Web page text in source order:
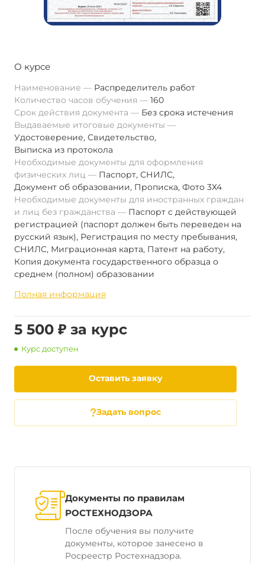
О курсе
Наименование
Распределитель работ
Количество часов обучения
160
Срок действия документа
Без срока истечения
Выдаваемые итоговые документы
Удостоверение, Свидетельство,
Выписка из протокола
Необходимые документы для оформления
физических лиц
Паспорт, СНИЛС,
Документ об образовании, Прописка, Фото 3Х4
Необходимые документы для иностранных граждан
и лиц без гражданства
Паспорт с действующей
регистрацией (паспорт должен быть переведен на
русский язык), Регистрация по месту пребывания,
СНИЛС, Миграционная карта, Патент на работу,
Копия документа государственного образца о
среднем (полном) образовании
Полная информация
5 500 ₽ за курс
Курс доступен
Оставить заявку
Задать вопрос
Документы по правилам
РОСТЕХНОДЗОРА
После обучения вы получите
документы, которое занесено в
Росреестр Ростехнадзора.